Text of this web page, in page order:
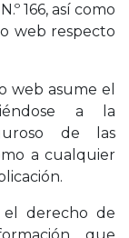
166, así como
web respecto
web asume el
a la
de las
a cualquier
el derecho de